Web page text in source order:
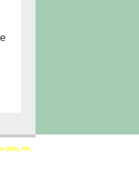
(BD), INt.